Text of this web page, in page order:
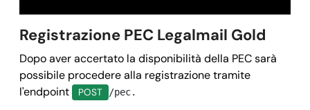
Registrazione PEC Legalmail Gold
Dopo aver accertato la disponibilità della PEC sarà
possibile procedere alla registrazione tramite
l'endpoint
POST /pec.